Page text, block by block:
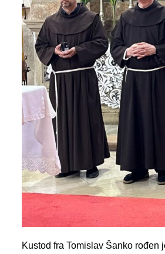
Kustod fra Tomislav Šanko